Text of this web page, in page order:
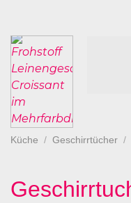
Küche / Geschirrtücher /